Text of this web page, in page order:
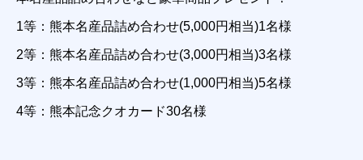
1等：熊本名産品詰め合わせ(5,000円相当)1名様
2等：熊本名産品詰め合わせ(3,000円相当)3名様
3等：熊本名産品詰め合わせ(1,000円相当)5名様
4等：熊本記念クオカード30名様